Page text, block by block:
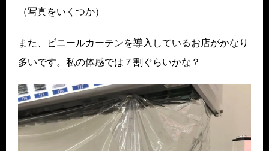
（写真をいくつか）
また、ビニールカーテンを導入しているお店がかなり
多いです。私の体感では７割ぐらいかな？